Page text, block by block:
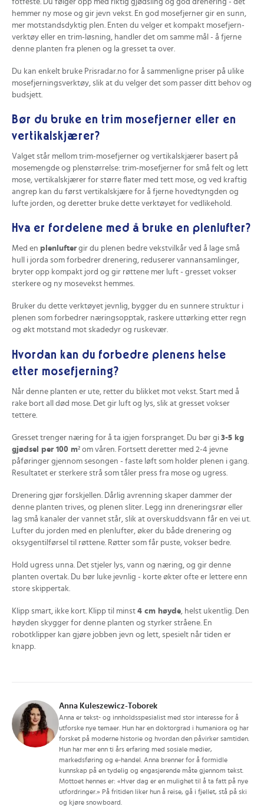
hemmer ny mose og gir jevn vekst. En god mosefjerner gir en sunn,
mer motstandsdyktig plen. Enten du velger et kompakt mosefjern-
verktøy eller en trim-løsning, handler det om samme mål - å fjerne
denne planten fra plenen og la gresset ta over.
Du kan enkelt bruke Prisradar.no for å sammenligne priser på ulike
mosefjerningsverktøy, slik at du velger det som passer ditt behov og
budsjett.
Bør du bruke en trim mosefjerner eller en
vertikalskjærer?
Valget står mellom trim-mosefjerner og vertikalskjærer basert på
mosemengde og plenstørrelse: trim-mosefjerner for små felt og lett
mose, vertikalskjærer for større flater med tett mose, og ved kraftig
angrep kan du først vertikalskjære for å fjerne hovedtyngden og
lufte jorden, og deretter bruke dette verktøyet for vedlikehold.
Hva er fordelene med å bruke en plenlufter?
Med en plenlufter gir du plenen bedre vekstvilkår ved å lage små
hull i jorda som forbedrer drenering, reduserer vannansamlinger,
bryter opp kompakt jord og gir røttene mer luft - gresset vokser
sterkere og ny mosevekst hemmes.
Bruker du dette verktøyet jevnlig, bygger du en sunnere struktur i
plenen som forbedrer næringsopptak, raskere uttørking etter regn
og økt motstand mot skadedyr og ruskevær.
Hvordan kan du forbedre plenens helse
etter mosefjerning?
Når denne planten er ute, retter du blikket mot vekst. Start med å
rake bort all død mose. Det gir luft og lys, slik at gresset vokser
tettere.
Gresset trenger næring for å ta igjen forspranget. Du bør gi 3-5 kg
gjødsel per 100 m² om våren. Fortsett deretter med 2-4 jevne
påføringer gjennom sesongen - faste løft som holder plenen i gang.
Resultatet er sterkere strå som tåler press fra mose og ugress.
Drenering gjør forskjellen. Dårlig avrenning skaper dammer der
denne planten trives, og plenen sliter. Legg inn dreneringsrør eller
lag små kanaler der vannet står, slik at overskuddsvann får en vei ut.
Lufter du jorden med en plenlufter, øker du både drenering og
oksygentilførsel til røttene. Røtter som får puste, vokser bedre.
Hold ugress unna. Det stjeler lys, vann og næring, og gir denne
planten overtak. Du bør luke jevnlig - korte økter ofte er lettere enn
store skippertak.
Klipp smart, ikke kort. Klipp til minst 4 cm høyde, helst ukentlig. Den
høyden skygger for denne planten og styrker stråene. En
robotklipper kan gjøre jobben jevn og lett, spesielt når tiden er
knapp.
Anna Kuleszewicz-Toborek
Anna er tekst- og innholdsspesialist med stor interesse for å
utforske nye temaer. Hun har en doktorgrad i humaniora og har
forsket på moderne historie og hvordan den påvirker samtiden.
Hun har mer enn ti års erfaring med sosiale medier,
markedsføring og e-handel. Anna brenner for å formidle
kunnskap på en tydelig og engasjerende måte gjennom tekst.
Mottoet hennes er: «Hver dag er en mulighet til å ta fatt på nye
utfordringer.» På fritiden liker hun å reise, gå i fjellet, stå på ski
og kjøre snowboard.